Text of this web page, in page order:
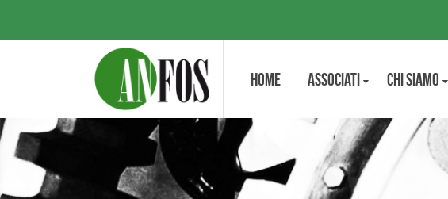
Home Associati CHI SIAMO